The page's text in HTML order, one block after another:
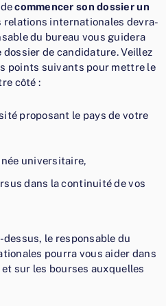
decommencer son dossier un
relations internationales devra-
du bureau vous guidera
de candidature. Veillez
points suivants pour mettre le
côté :
proposant le pays de votre
universitaire,
dans la continuité de vos
le responsable du
pourra vous aider dans
sur les bourses auxquelles